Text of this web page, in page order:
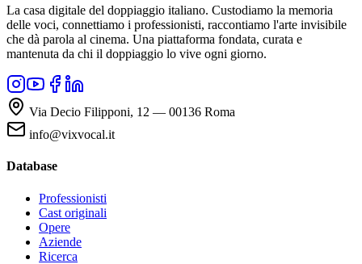
La casa digitale del doppiaggio italiano. Custodiamo la memoria
delle voci, connettiamo i professionisti, raccontiamo l'arte invisibile
che dà parola al cinema. Una piattaforma fondata, curata e
mantenuta da chi il doppiaggio lo vive ogni giorno.
Via Decio Filipponi, 12 — 00136 Roma
info@vixvocal.it
Database
Professionisti
Cast originali
Opere
Aziende
Ricerca